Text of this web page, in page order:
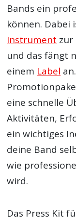
Bands ein
können. Dabei
Instrument zur
und das fängt
einem Label
eine schnelle
Aktivitäten,
ein wichtiges
deine Band
wie
wird.
Das Press Kit